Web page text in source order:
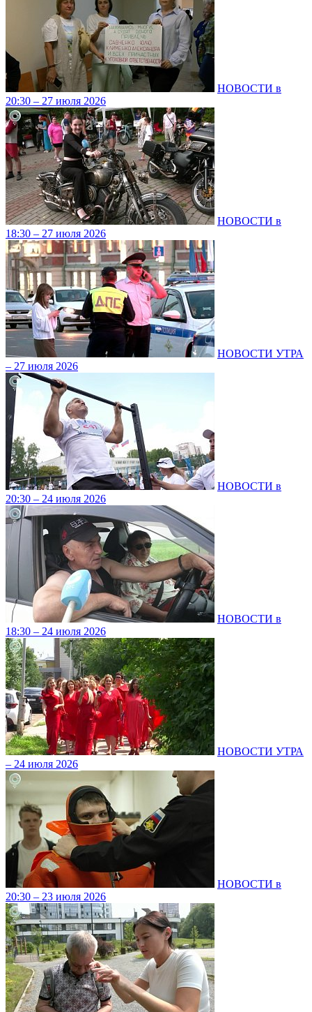
НОВОСТИ в
20:30 – 27 июля 2026
НОВОСТИ в
18:30 – 27 июля 2026
НОВОСТИ УТРА
– 27 июля 2026
НОВОСТИ в
20:30 – 24 июля 2026
НОВОСТИ в
18:30 – 24 июля 2026
НОВОСТИ УТРА
– 24 июля 2026
НОВОСТИ в
20:30 – 23 июля 2026